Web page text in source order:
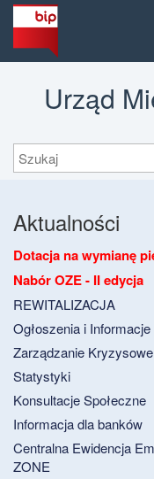
Urząd
Szukaj
Aktualności
Dotacja na wymianę
Nabór OZE - II edycja
REWITALIZACJA
Ogłoszenia i Informacje
Zarządzanie Kryzysowe
Statystyki
Konsultacje Społeczne
Informacja dla banków
Centralna Ewidencja
ZONE